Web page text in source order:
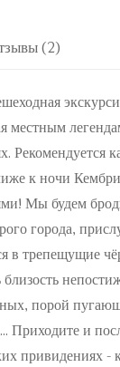
(2)
местным
Рекомендуется
к ночи
Мы будем
города,
в трепещущие
близость
порой
Приходите и
привидениях -